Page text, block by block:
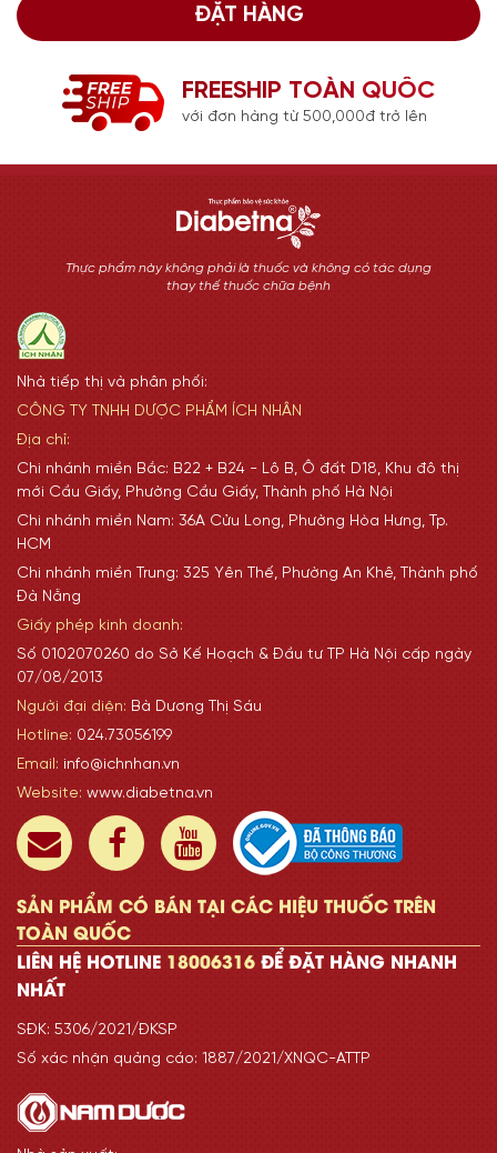
FREESHIP TOÀN QUỐC
với đơn hàng từ 500,000đ trở lên
ĐẶT HÀNG
Thực phẩm này không phải là thuốc và không có tác dụng
thay thế thuốc chữa bệnh
Nhà tiếp thị và phân phối:
CÔNG TY TNHH DƯỢC PHẨM ÍCH NHÂN
Địa chỉ:
Chi nhánh miền Bắc: B22 + B24 - Lô B, Ô đất D18, Khu đô thị
mới Cầu Giấy, Phường Cầu Giấy, Thành phố Hà Nội
Chi nhánh miền Nam: 36A Cửu Long, Phường Hòa Hưng, Tp.
HCM
Chi nhánh miền Trung: 325 Yên Thế, Phường An Khê, Thành phố
Đà Nẵng
Giấy phép kinh doanh:
Số 0102070260 do Sở Kế Hoạch & Đầu tư TP Hà Nội cấp ngày
07/08/2013
Người đại diện: Bà Dương Thị Sáu
Hotline: 024.73056199
Email: info@ichnhan.vn
Website: www.diabetna.vn
SẢN PHẨM CÓ BÁN TẠI CÁC HIỆU THUỐC TRÊN
TOÀN QUỐC
LIÊN HỆ HOTLINE 18006316 ĐỂ ĐẶT HÀNG NHANH
NHẤT
SĐK: 5306/2021/ĐKSP
Số xác nhận quảng cáo: 1887/2021/XNQC-ATTP